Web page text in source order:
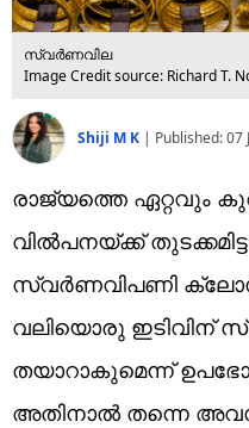
സ്വര്‍ണവില
Image Credit source: Richard T.
Shiji M K | Published:07
രാജ്യത്തെ ഏറ്റവും
വില്‍പനയ്ക്ക്
സ്വര്‍ണവിപണി
വലിയൊരു ഇടിവിന്
തയാറാകുമെന്ന്
അതിനാല്‍ തന്നെ